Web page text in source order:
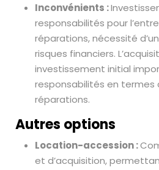
Inconvénients :
responsabilités pour
réparations, nécessité
risques financiers.
investissement initial
responsabilités en termes
réparations.
Autres options
Location-accession :
et d’acquisition,